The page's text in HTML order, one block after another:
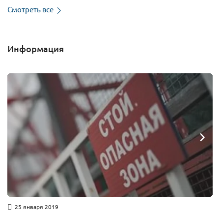
Смотреть все
Информация
25 января 2019